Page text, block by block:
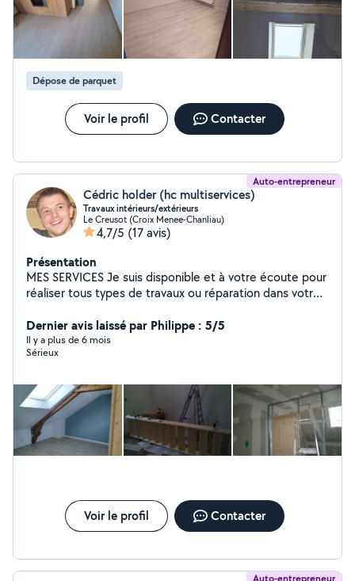
Dépose de parquet
Voir le profil Contacter
Auto-entrepreneur
Cédric holder (hc multiservices)
Travaux intérieurs/extérieurs
Le Creusot (Croix Menee-Chanliau)
4,7/5 (17 avis)
Présentation
MES SERVICES Je suis disponible et à votre écoute pour
réaliser tous types de travaux ou réparation dans votre
que vous ne voulez/pouvez pas exécuter vous-même.
J'étudierai avec vous le projet et nous déciderons
ensemble de sa réalisation Possibilité de bénéficier du
Location matériel
Dernier avis laissé par Philippe : 5/5
Il y a plus de 6 mois
Sérieux
Voir le profil Contacter
Auto-entrepreneur